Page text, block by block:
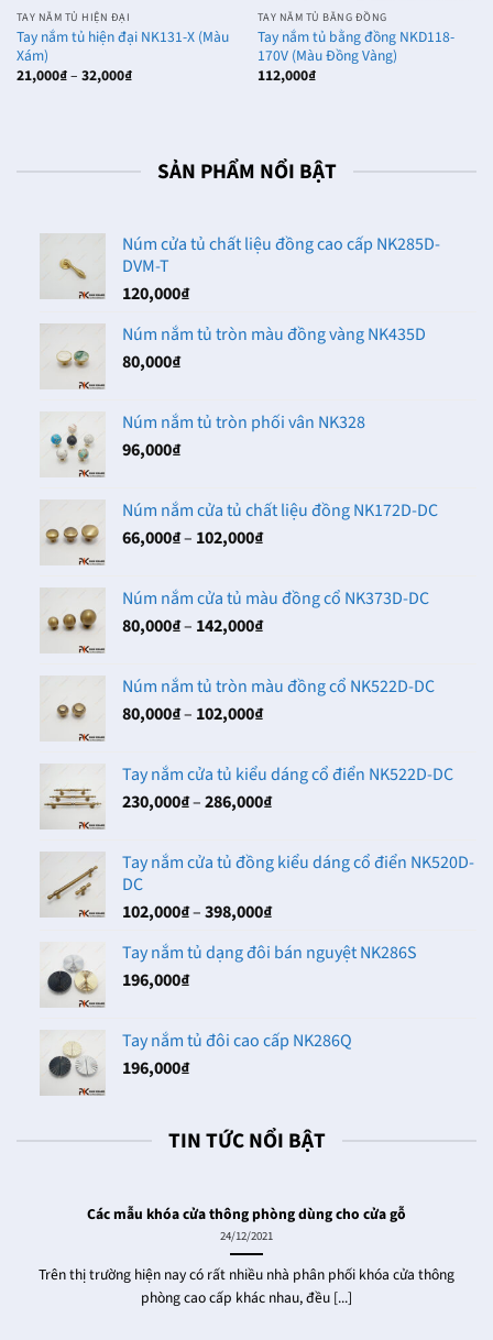
TAY NẮM TỦ HIỆN ĐẠI
Tay nắm tủ hiện đại NK131-X (Màu
Xám)
21,000₫– 32,000₫Khoảng
TAY NẮM TỦ BẰNG ĐỒNG
Tay nắm tủ bằng đồng NKD118-
170V (Màu Đồng Vàng)
112,000₫
SẢN PHẨM NỔI BẬT
Núm cửa tủ chất liệu đồng cao cấp NK285D-
DVM-T
120,000₫
Núm nắm tủ tròn màu đồng vàng NK435D
80,000₫
Núm nắm tủ tròn phối vân NK328
96,000₫
Núm nắm cửa tủ chất liệu đồng NK172D-DC
66,000₫– 102,000₫Khoảng
66,000₫
đến
Núm nắm cửa tủ màu đồng cổ NK373D-DC
80,000₫– 142,000₫Khoảng
80,000₫
đến
Núm nắm tủ tròn màu đồng cổ NK522D-DC
80,000₫– 102,000₫Khoảng
80,000₫
đến
Tay nắm cửa tủ kiểu dáng cổ điển NK522D-DC
230,000₫–286,000₫Khoảng
230,000₫
286,000₫
Tay nắm cửa tủ đồng kiểu dáng cổ điển NK520D-
DC
102,000₫–398,000₫Khoảng
từ
398,000₫
Tay nắm tủ dạng đôi bán nguyệt NK286S
196,000₫
Tay nắm tủ đôi cao cấp NK286Q
196,000₫
TIN TỨC NỔI BẬT
Các mẫu khóa cửa thông phòng dùng cho cửa gỗ
24/12/2021
Trên thị trường hiện nay có rất nhiều nhà phân phối khóa cửa thông
phòng cao cấp khác nhau, đều [...]